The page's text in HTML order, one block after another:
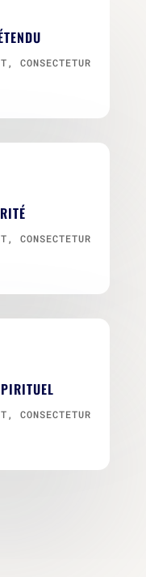
CONSECTETUR
CONSECTETUR
CONSECTETUR